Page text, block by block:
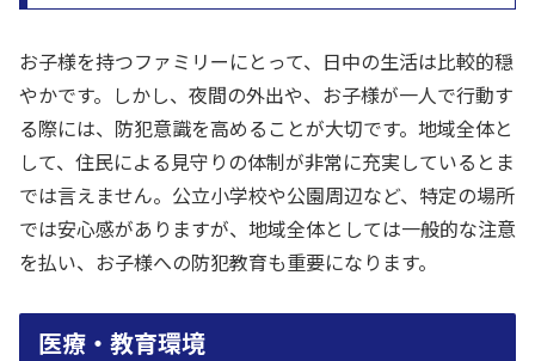
お子様を持つファミリーにとって、日中の生活は比較的穏
やかです。しかし、夜間の外出や、お子様が一人で行動す
る際には、防犯意識を高めることが大切です。地域全体と
して、住民による見守りの体制が非常に充実しているとま
では言えません。公立小学校や公園周辺など、特定の場所
では安心感がありますが、地域全体としては一般的な注意
を払い、お子様への防犯教育も重要になります。
医療・教育環境